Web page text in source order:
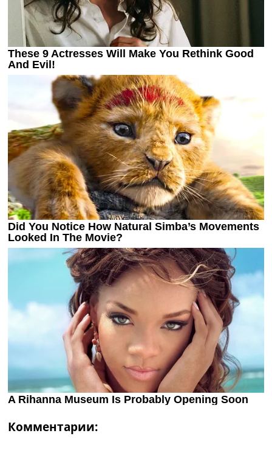
Комментарии: